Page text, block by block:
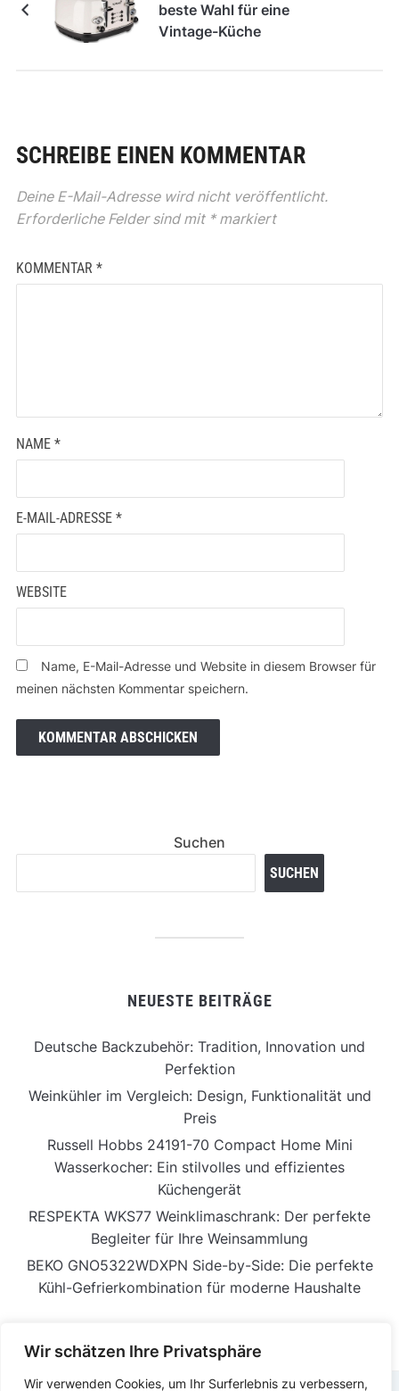
Wir schätzen Ihre Privatsphäre
Wir verwenden Cookies, um Ihr Surferlebnis zu verbessern,
beste Wahl für eine
Vintage-Küche
SCHREIBE EINEN KOMMENTAR
Deine E-Mail-Adresse wird nicht veröffentlicht.
Erforderliche Felder sind mit *markiert
KOMMENTAR *
NAME *
E-MAIL-ADRESSE *
WEBSITE
Name, E-Mail-Adresse und Website in diesem Browser für
meinen nächsten Kommentar speichern.
Suchen
SUCHEN
NEUESTE BEITRÄGE
Deutsche Backzubehör: Tradition, Innovation und
Perfektion
Weinkühler im Vergleich: Design, Funktionalität und
Preis
Russell Hobbs 24191-70 Compact Home Mini
Wasserkocher: Ein stilvolles und effizientes
Küchengerät
RESPEKTA WKS77 Weinklimaschrank: Der perfekte
Begleiter für Ihre Weinsammlung
BEKO GNO5322WDXPN Side-by-Side: Die perfekte
Kühl-Gefrierkombination für moderne Haushalte